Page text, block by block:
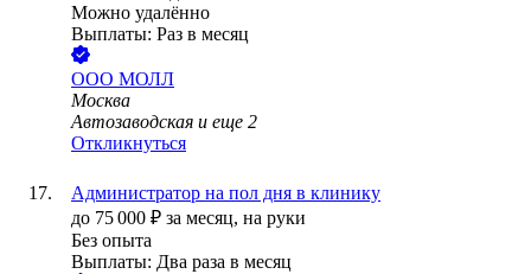
Можно удалённо
Выплаты: Раз в месяц
ООО МОЛЛ
Москва
Автозаводская и еще 2
Откликнуться
Администратор на пол дня в клинику
до 75 000 ₽ за месяц, на руки
Без опыта
Выплаты: Два раза в месяц